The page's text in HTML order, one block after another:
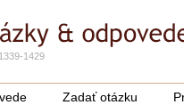
1429
Zadať otázku